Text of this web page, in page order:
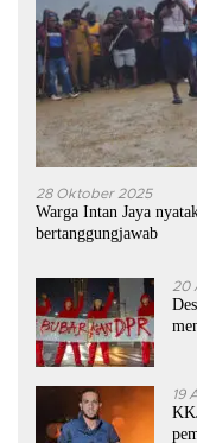
28 Oktober 2025
Warga Intan Jaya
bertanggungjawab
20
19